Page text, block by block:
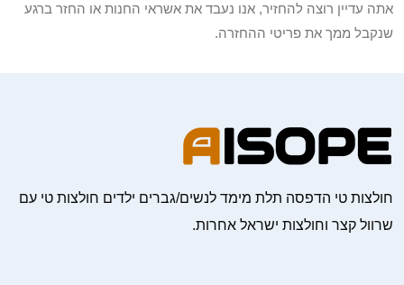
אתה עדיין רוצה להחזיר, אנו נעבד את אשראי החנות או החזר ברגע
שנקבל ממך את פריטי ההחזרה.
חולצות טי הדפסה תלת מימד לנשים/גברים ילדים חולצות טי עם
שרוול קצר וחולצות ישראל אחרות.